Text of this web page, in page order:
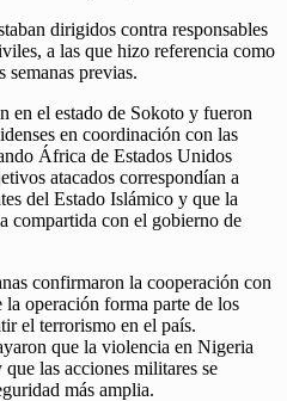
dirigidos contra responsables
a las que hizo referencia como
semanas previas.
en el estado de Sokoto y fueron
en coordinación con las
África de Estados Unidos
atacados correspondían a
del Estado Islámico y que la
compartida con el gobierno de
confirmaron la cooperación con
operación forma parte de los
el terrorismo en el país.
que la violencia en Nigeria
las acciones militares se
más amplia.